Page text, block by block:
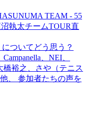
TEAM - 55
沼執太チームTOUR直
ついてどう思う？
、NEI、
裕之、さや（テニス
、 参加者たちの声を